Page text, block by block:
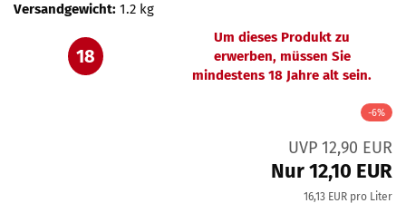
Versandgewicht: 1.2 kg
18
Um dieses Produkt zu
erwerben, müssen Sie
mindestens 18 Jahre alt sein.
-6%
UVP 12,90 EUR
Nur 12,10 EUR
16,13 EUR pro Liter